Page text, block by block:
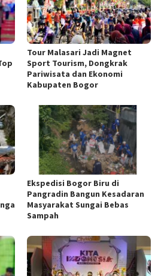
Tour Malasari Jadi Magnet
Sport Tourism, Dongkrak
Pariwisata dan Ekonomi
Kabupaten Bogor
Ekspedisi Bogor Biru di
Pangradin Bangun Kesadaran
Masyarakat Sungai Bebas
Sampah